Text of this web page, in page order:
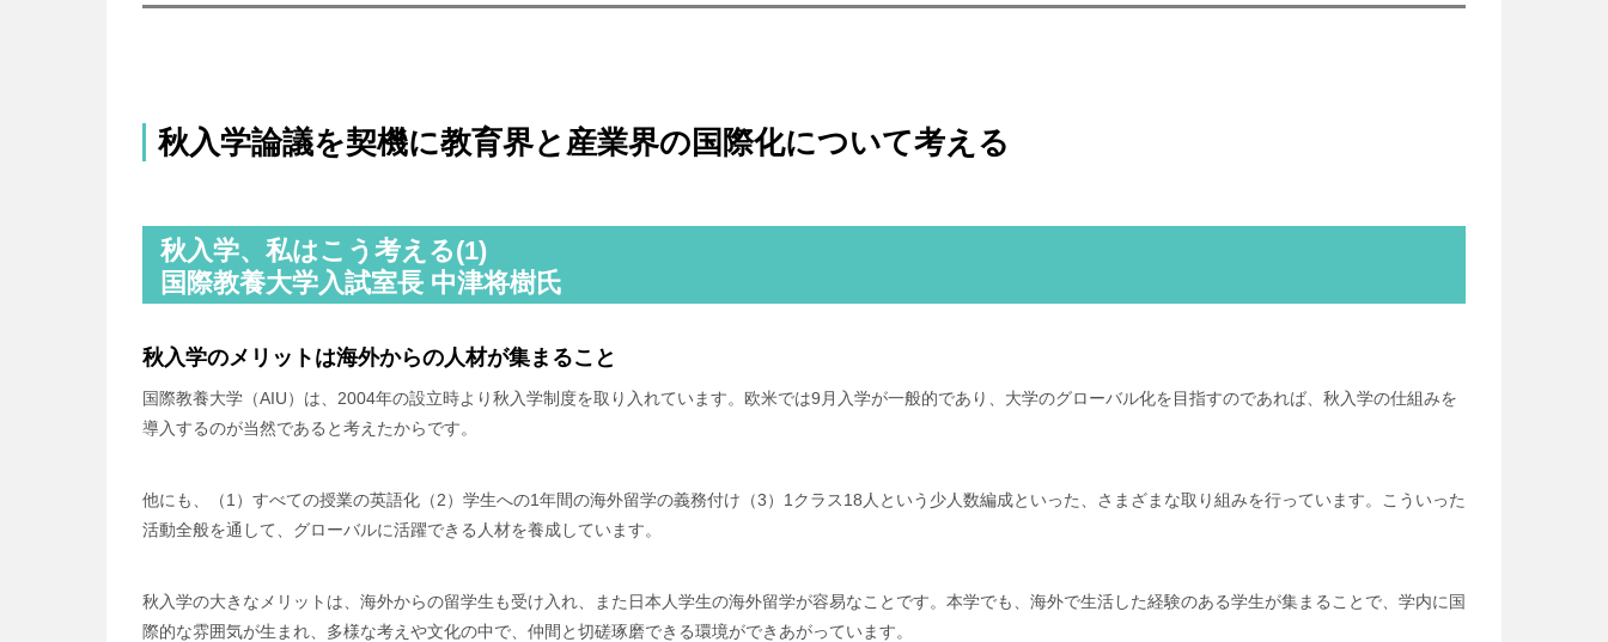
秋入学論議を契機に教育界と産業界の国際化について考える
秋入学、私はこう考える(1)
国際教養大学入試室長 中津将樹氏
秋入学のメリットは海外からの人材が集まること
国際教養大学（AIU）は、2004年の設立時より秋入学制度を取り入れています。欧米では9月入学が一般的であり、大学のグローバル化を目指すのであれば、秋入学の仕組みを
導入するのが当然であると考えたからです。
他にも、（1）すべての授業の英語化（2）学生への1年間の海外留学の義務付け（3）1クラス18人という少人数編成といった、さまざまな取り組みを行っています。こういった
活動全般を通して、グローバルに活躍できる人材を養成しています。
秋入学の大きなメリットは、海外からの留学生も受け入れ、また日本人学生の海外留学が容易なことです。本学でも、海外で生活した経験のある学生が集まることで、学内に国
際的な雰囲気が生まれ、多様な考えや文化の中で、仲間と切磋琢磨できる環境ができあがっています。